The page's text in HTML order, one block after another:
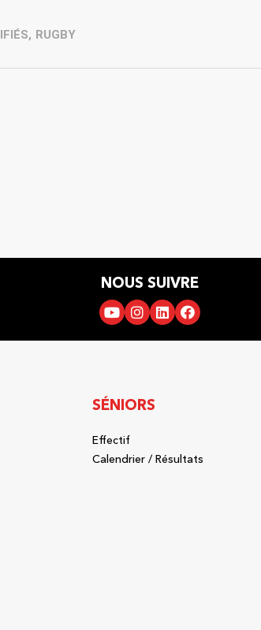
, RUGBY
NOUS SUIVRE
SÉNIORS
Effectif
Calendrier / Résultats